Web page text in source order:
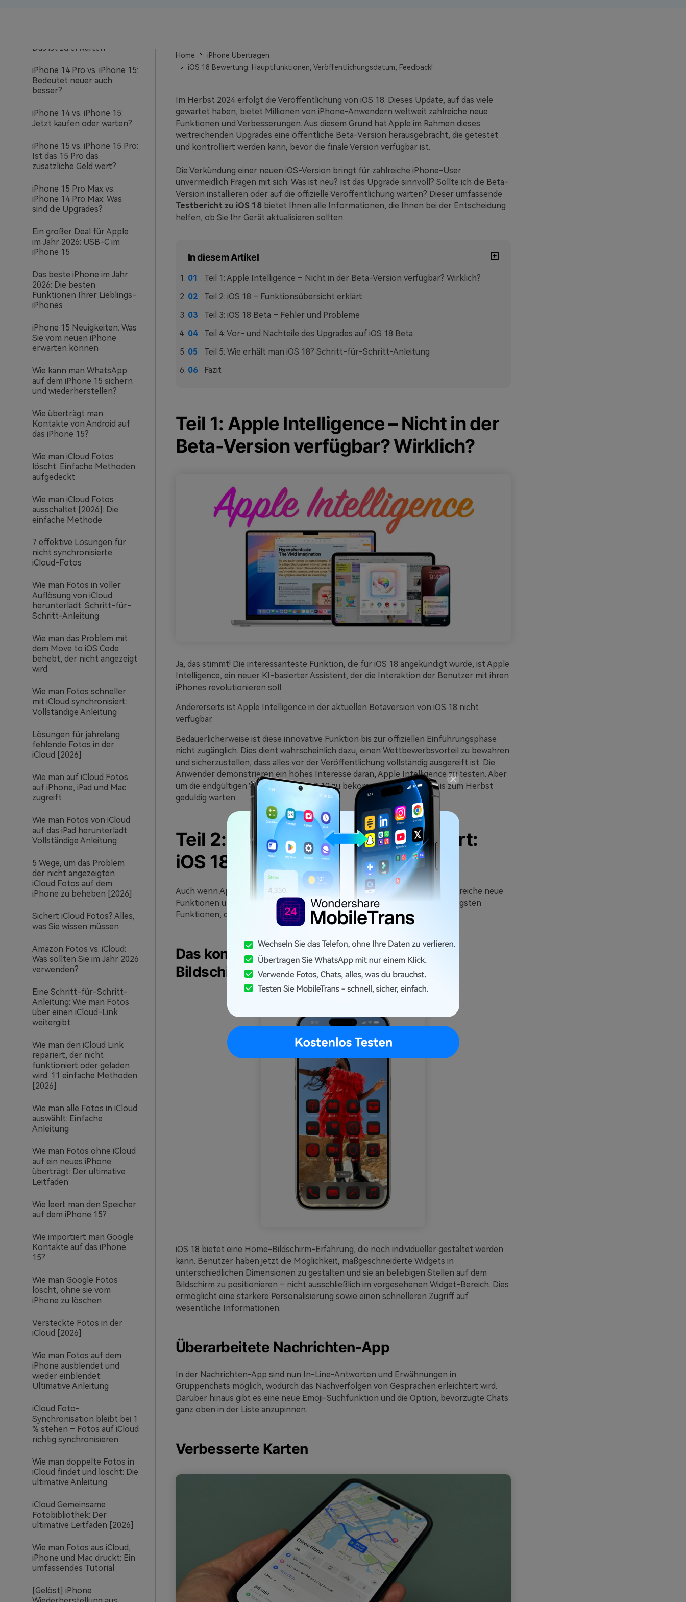
Das ist zu erwarten
iPhone 14 Pro vs. iPhone 15:
Bedeutet neuer auch
besser?
iPhone 14 vs. iPhone 15:
Jetzt kaufen oder warten?
iPhone 15 vs. iPhone 15 Pro:
Ist das 15 Pro das
zusätzliche Geld wert?
iPhone 15 Pro Max vs.
iPhone 14 Pro Max: Was
sind die Upgrades?
Ein großer Deal für Apple
im Jahr 2026: USB-C im
iPhone 15
Das beste iPhone im Jahr
2026: Die besten
Funktionen Ihrer Lieblings-
iPhones
iPhone 15 Neuigkeiten: Was
Sie vom neuen iPhone
erwarten können
Wie kann man WhatsApp
auf dem iPhone 15 sichern
und wiederherstellen?
Wie überträgt man
Kontakte von Android auf
das iPhone 15?
Wie man iCloud Fotos
löscht: Einfache Methoden
aufgedeckt
Wie man iCloud Fotos
ausschaltet [2026]: Die
einfache Methode
7 effektive Lösungen für
nicht synchronisierte
iCloud-Fotos
Wie man Fotos in voller
Auflösung von iCloud
herunterlädt: Schritt-für-
Schritt-Anleitung
Wie man das Problem mit
dem Move to iOS Code
behebt, der nicht angezeigt
wird
Wie man Fotos schneller
mit iCloud synchronisiert:
Vollständige Anleitung
Lösungen für jahrelang
fehlende Fotos in der
iCloud [2026]
Wie man auf iCloud Fotos
auf iPhone, iPad und Mac
zugreift
Wie man Fotos von iCloud
auf das iPad herunterlädt:
Vollständige Anleitung
5 Wege, um das Problem
der nicht angezeigten
iCloud Fotos auf dem
iPhone zu beheben [2026]
Sichert iCloud Fotos? Alles,
was Sie wissen müssen
Amazon Fotos vs. iCloud:
Was sollten Sie im Jahr 2026
verwenden?
Eine Schritt-für-Schritt-
Anleitung: Wie man Fotos
über einen iCloud-Link
weitergibt
Wie man den iCloud Link
repariert, der nicht
funktioniert oder geladen
wird: 11 einfache Methoden
[2026]
Wie man alle Fotos in iCloud
auswählt: Einfache
Anleitung
Wie man Fotos ohne iCloud
auf ein neues iPhone
überträgt: Der ultimative
Leitfaden
Wie leert man den Speicher
auf dem iPhone 15?
Wie importiert man Google
Kontakte auf das iPhone
15?
Wie man Google Fotos
löscht, ohne sie vom
iPhone zu löschen
Versteckte Fotos in der
iCloud [2026]
Wie man Fotos auf dem
iPhone ausblendet und
wieder einblendet:
Ultimative Anleitung
iCloud Foto-
Synchronisation bleibt bei 1
% stehen – Fotos auf iCloud
richtig synchronisieren
Wie man doppelte Fotos in
iCloud findet und löscht: Die
ultimative Anleitung
iCloud Gemeinsame
Fotobibliothek: Der
ultimative Leitfaden [2026]
Wie man Fotos aus iCloud,
iPhone und Mac druckt: Ein
umfassendes Tutorial
[Gelöst] iPhone
Home
iPhone Übertragen
iOS 18 Bewertung: Hauptfunktionen, Veröffentlichungsdatum, Feedback!
Im Herbst 2024 erfolgt die Veröffentlichung von iOS 18. Dieses Update, auf das viele
gewartet haben, bietet Millionen von iPhone-Anwendern weltweit zahlreiche neue
Funktionen und Verbesserungen. Aus diesem Grund hat Apple im Rahmen dieses
weitreichenden Upgrades eine öffentliche Beta-Version herausgebracht, die getestet
und kontrolliert werden kann, bevor die finale Version verfügbar ist.
Die Verkündung einer neuen iOS-Version bringt für zahlreiche iPhone-User
unvermeidlich Fragen mit sich: Was ist neu? Ist das Upgrade sinnvoll? Sollte ich die Beta-
Version installieren oder auf die offizielle Veröffentlichung warten? Dieser umfassende
Testbericht zu iOS 18bietet Ihnen alle Informationen, die Ihnen bei der Entscheidung
helfen, ob Sie Ihr Gerät aktualisieren sollten.
In diesem Artikel
Teil 1: Apple Intelligence – Nicht in der Beta-Version verfügbar? Wirklich?
Teil 2: iOS 18 – Funktionsübersicht erklärt
Teil 3: iOS 18 Beta – Fehler und Probleme
Teil 4: Vor- und Nachteile des Upgrades auf iOS 18 Beta
Teil 5: Wie erhält man iOS 18? Schritt-für-Schritt-Anleitung
Fazit
Teil 1: Apple Intelligence – Nicht in der
Beta-Version verfügbar? Wirklich?
Ja, das stimmt! Die interessanteste Funktion, die für iOS 18 angekündigt wurde, ist Apple
Intelligence, ein neuer KI-basierter Assistent, der die Interaktion der Benutzer mit ihren
iPhones revolutionieren soll.
Andererseits ist Apple Intelligence in der aktuellen Betaversion von iOS 18 nicht
verfügbar.
Bedauerlicherweise ist diese innovative Funktion bis zur offiziellen Einführungsphase
nicht zugänglich. Dies dient wahrscheinlich dazu, einen Wettbewerbsvorteil zu bewahren
und sicherzustellen, dass alles vor der Veröffentlichung vollständig ausgereift ist. Die
Anwender demonstrieren ein hohes Interesse daran, Apple Intelligence zu testen. Aber
um die endgültigen Versionen von iOS 18 zu bekommen, müssen Sie bis zum Herbst
geduldig warten.
Teil 2: iOS 18 Funktionsliste erklärt:
iOS 18 Bewertung
Auch wenn Apple Intelligence in der Beta fehlt, bringt iOS 18 dennoch zahlreiche neue
Funktionen und Verbesserungen mit sich. Hier ist eine Übersicht der wichtigsten
Funktionen, die in der öffentlichen Betaversion verfügbar sind:
Das komplett neue, überarbeitete Home-
Bildschirm
iOS 18 bietet eine Home-Bildschirm-Erfahrung, die noch individueller gestaltet werden
kann. Benutzer haben jetzt die Möglichkeit, maßgeschneiderte Widgets in
unterschiedlichen Dimensionen zu gestalten und sie an beliebigen Stellen auf dem
Bildschirm zu positionieren – nicht ausschließlich im vorgesehenen Widget-Bereich. Dies
ermöglicht eine stärkere Personalisierung sowie einen schnelleren Zugriff auf
wesentliche Informationen.
Überarbeitete Nachrichten-App
In der Nachrichten-App sind nun In-Line-Antworten und Erwähnungen in
Gruppenchats möglich, wodurch das Nachverfolgen von Gesprächen erleichtert wird.
Darüber hinaus gibt es eine neue Emoji-Suchfunktion und die Option, bevorzugte Chats
ganz oben in der Liste anzupinnen.
Verbesserte Karten